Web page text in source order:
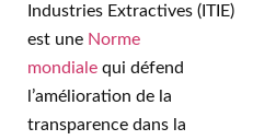
Industries Extractives (ITIE)
est une Norme
mondiale qui défend
l’amélioration de la
transparence dans la